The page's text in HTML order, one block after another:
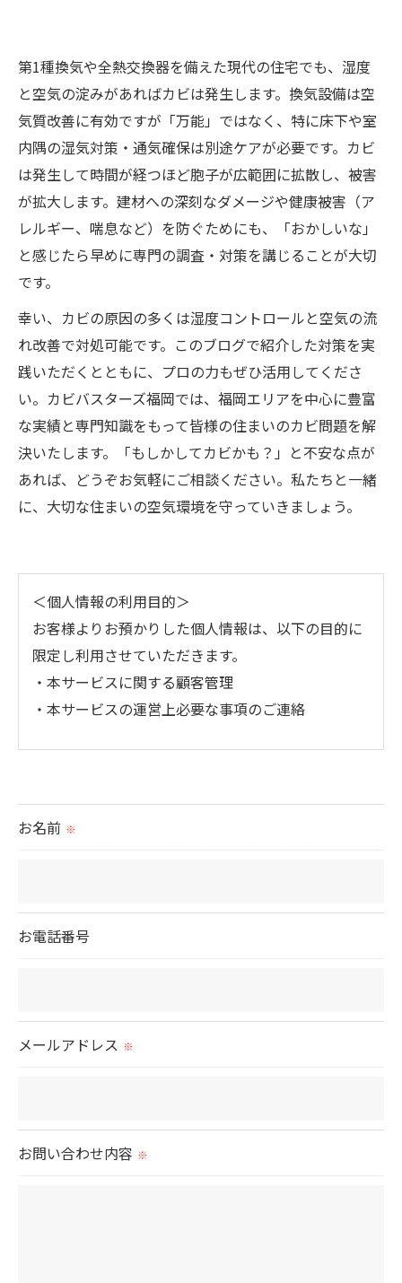
第1種換気や全熱交換器を備えた現代の住宅でも、湿度
と空気の淀みがあればカビは発生します。換気設備は空
気質改善に有効ですが「万能」ではなく、特に床下や室
内隅の湿気対策・通気確保は別途ケアが必要です。カビ
は発生して時間が経つほど胞子が広範囲に拡散し、被害
が拡大します。建材への深刻なダメージや健康被害（ア
レルギー、喘息など）を防ぐためにも、「おかしいな」
と感じたら早めに専門の調査・対策を講じることが大切
です。
幸い、カビの原因の多くは湿度コントロールと空気の流
れ改善で対処可能です。このブログで紹介した対策を実
践いただくとともに、プロの力もぜひ活用してくださ
い。カビバスターズ福岡では、福岡エリアを中心に豊富
な実績と専門知識をもって皆様の住まいのカビ問題を解
決いたします。「もしかしてカビかも？」と不安な点が
あれば、どうぞお気軽にご相談ください。私たちと一緒
に、大切な住まいの空気環境を守っていきましょう。
＜個人情報の利用目的＞
お客様よりお預かりした個人情報は、以下の目的に
限定し利用させていただきます。
・本サービスに関する顧客管理
・本サービスの運営上必要な事項のご連絡
られた場合を除き、
当社では、利用目的の達成に必要な範囲において、
お名前 ※
お電話番号
メールアドレス ※
お問い合わせ内容 ※